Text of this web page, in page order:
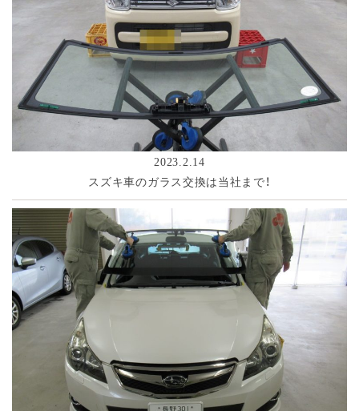
2023.2.14
スズキ車のガラス交換は当社まで！